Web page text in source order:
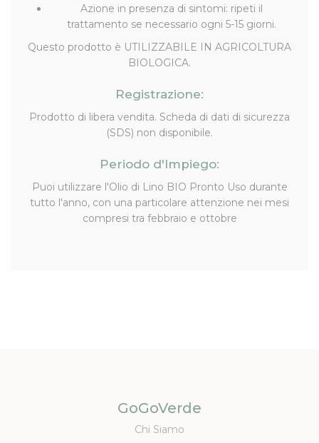
Azione in presenza di sintomi: ripeti il
trattamento se necessario ogni 5-15 giorni.
Questo prodotto è UTILIZZABILE IN AGRICOLTURA
BIOLOGICA.
Registrazione:
Prodotto di libera vendita. Scheda di dati di sicurezza
(SDS) non disponibile.
Periodo d'Impiego:
Puoi utilizzare l'Olio di Lino BIO Pronto Uso durante
tutto l'anno, con una particolare attenzione nei mesi
compresi tra febbraio e ottobre
GoGoVerde
Chi Siamo